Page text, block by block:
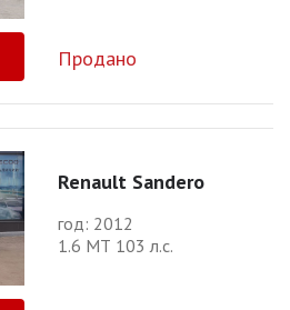
Продано
Renault Sandero
год: 2012
1.6 МТ 103 л.с.